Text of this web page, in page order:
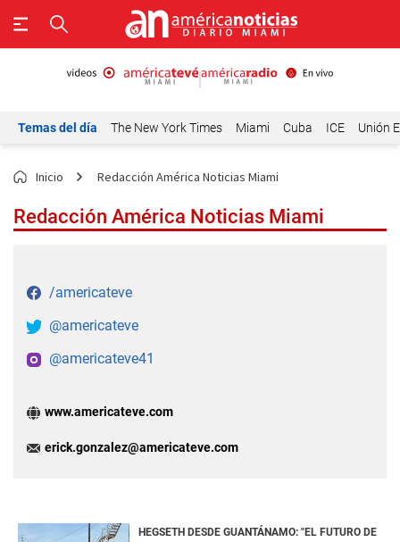
Temas del día The New York Times Miami Cuba ICE Unión
Inicio Redacción América Noticias Miami
Redacción América Noticias Miami
/americateve
@americateve
@americateve41
www.americateve.com
erick.gonzalez@americateve.com
HEGSETH DESDE GUANTÁNAMO: "EL FUTURO DE